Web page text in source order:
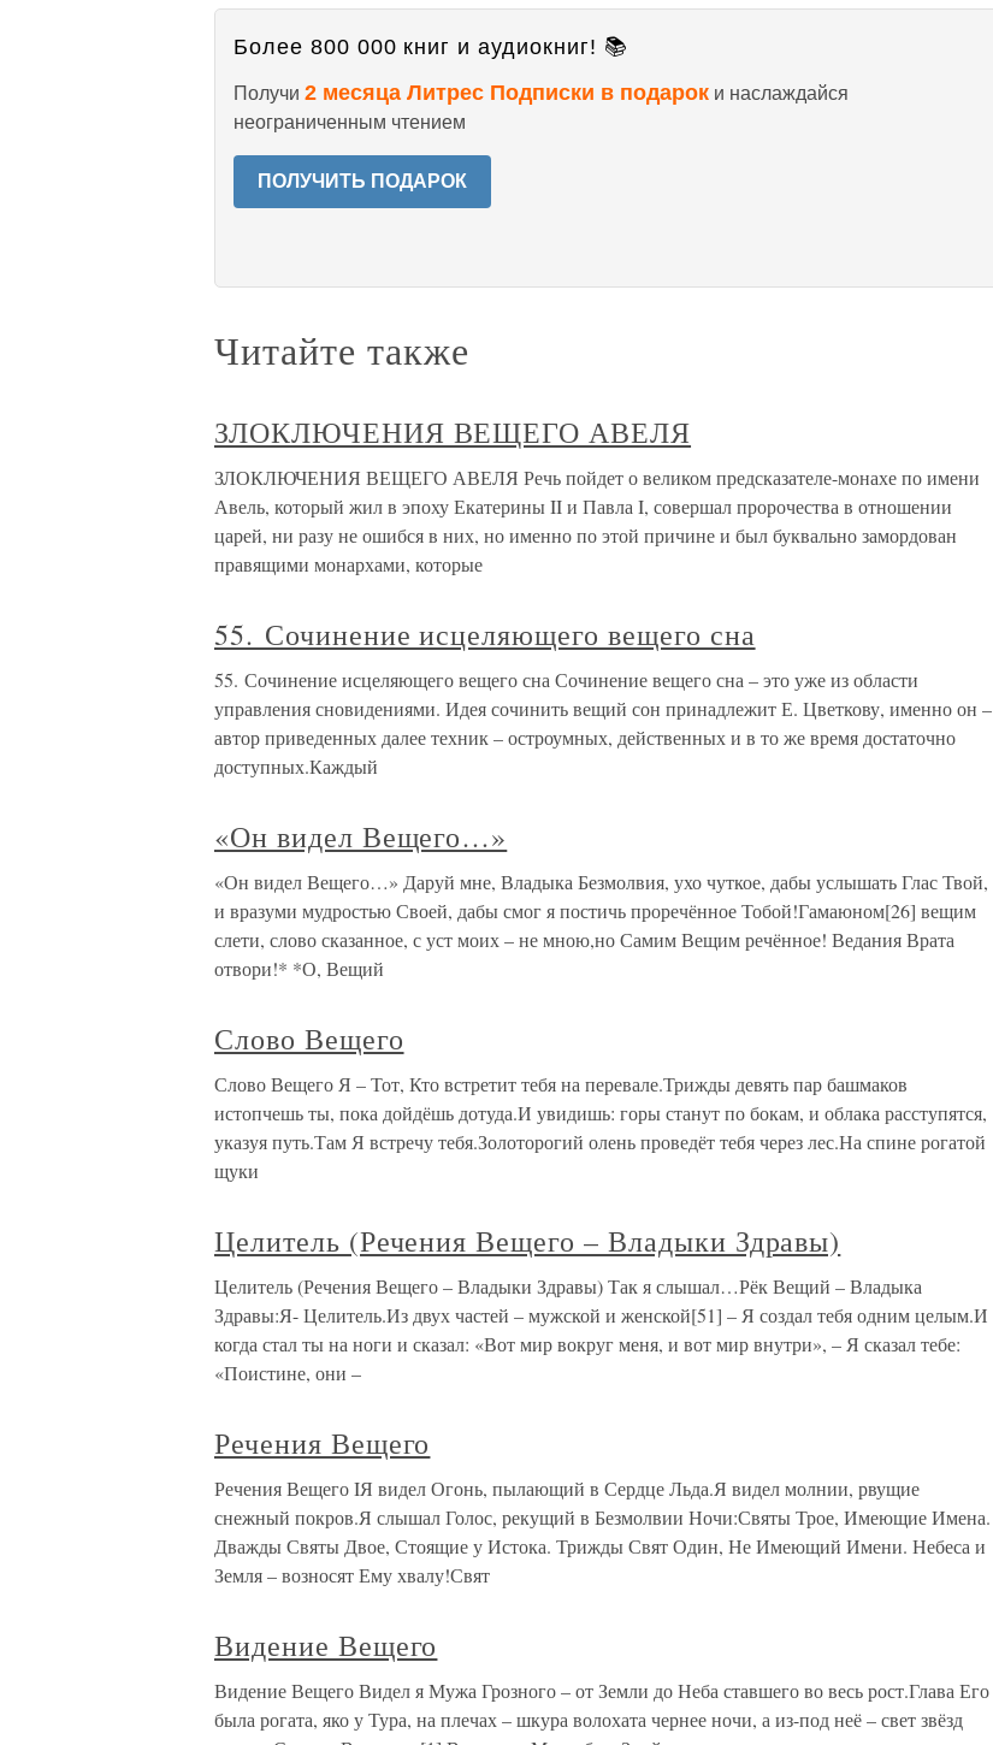
Более 800 000 книг и аудиокниг! 📚
Получи 2 месяца Литрес Подписки в подарок и наслаждайся
неограниченным чтением
ПОЛУЧИТЬ ПОДАРОК
Читайте также
ЗЛОКЛЮЧЕНИЯ ВЕЩЕГО АВЕЛЯ
ЗЛОКЛЮЧЕНИЯ ВЕЩЕГО АВЕЛЯ Речь пойдет о великом предсказателе-монахе по имени
Авель, который жил в эпоху Екатерины II и Павла I, совершал пророчества в отношении
царей, ни разу не ошибся в них, но именно по этой причине и был буквально замордован
правящими монархами, которые
55. Сочинение исцеляющего вещего сна
55. Сочинение исцеляющего вещего сна Сочинение вещего сна – это уже из области
управления сновидениями. Идея сочинить вещий сон принадлежит Е. Цветкову, именно он –
автор приведенных далее техник – остроумных, действенных и в то же время достаточно
доступных.Каждый
«Он видел Вещего…»
«Он видел Вещего…» Даруй мне, Владыка Безмолвия, ухо чуткое, дабы услышать Глас Твой,
и вразуми мудростью Своей, дабы смог я постичь проречённое Тобой!Гамаюном[26] вещим
слети, слово сказанное, с уст моих – не мною,но Самим Вещим речённое! Ведания Врата
отвори!* *О, Вещий
Слово Вещего
Слово Вещего Я – Тот, Кто встретит тебя на перевале.Трижды девять пар башмаков
истопчешь ты, пока дойдёшь дотуда.И увидишь: горы станут по бокам, и облака расступятся,
указуя путь.Там Я встречу тебя.Золоторогий олень проведёт тебя через лес.На спине рогатой
щуки
Целитель (Речения Вещего – Владыки Здравы)
Целитель (Речения Вещего – Владыки Здравы) Так я слышал…Рёк Вещий – Владыка
Здравы:Я- Целитель.Из двух частей – мужской и женской[51] – Я создал тебя одним целым.И
когда стал ты на ноги и сказал: «Вот мир вокруг меня, и вот мир внутри», – Я сказал тебе:
«Поистине, они –
Речения Вещего
Речения Вещего IЯ видел Огонь, пылающий в Сердце Льда.Я видел молнии, рвущие
снежный покров.Я слышал Голос, рекущий в Безмолвии Ночи:Святы Трое, Имеющие Имена.
Дважды Святы Двое, Стоящие у Истока. Трижды Свят Один, Не Имеющий Имени. Небеса и
Земля – возносят Ему хвалу!Свят
Видение Вещего
Видение Вещего Видел я Мужа Грозного – от Земли до Неба ставшего во весь рост.Глава Его
была рогата, яко у Тура, на плечах – шкура волохата чернее ночи, а из-под неё – свет звёзд